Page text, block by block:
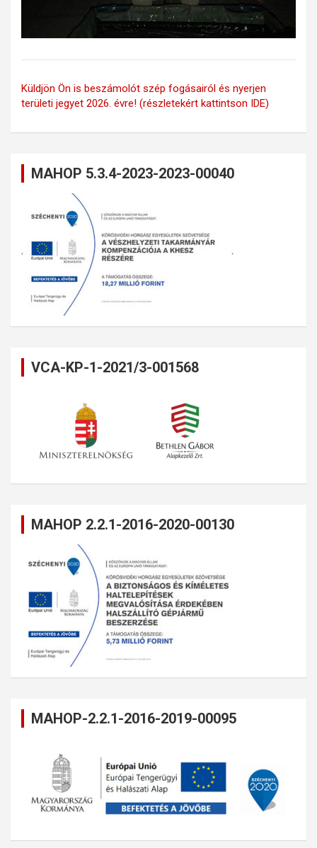
Küldjön Ön is beszámolót szép fogásairól és nyerjen
területi jegyet 2026. évre! (részletekért kattintson IDE)
MAHOP 5.3.4-2023-2023-00040
VCA-KP-1-2021/3-001568
MAHOP 2.2.1-2016-2020-00130
MAHOP-2.2.1-2016-2019-00095